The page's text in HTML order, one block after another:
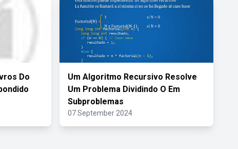
Do
Um Algoritmo Recursivo Resolve
Um Problema Dividindo O Em
Subproblemas
07 September 2024